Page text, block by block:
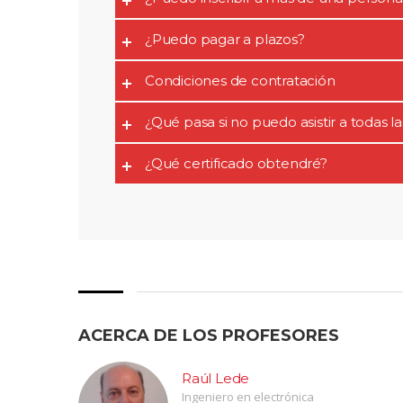
¿Puedo pagar a plazos?
Condiciones de contratación
¿Qué pasa si no puedo asistir a todas
¿Qué certificado obtendré?
ACERCA DE LOS PROFESORES
Raúl Lede
Ingeniero en electrónica